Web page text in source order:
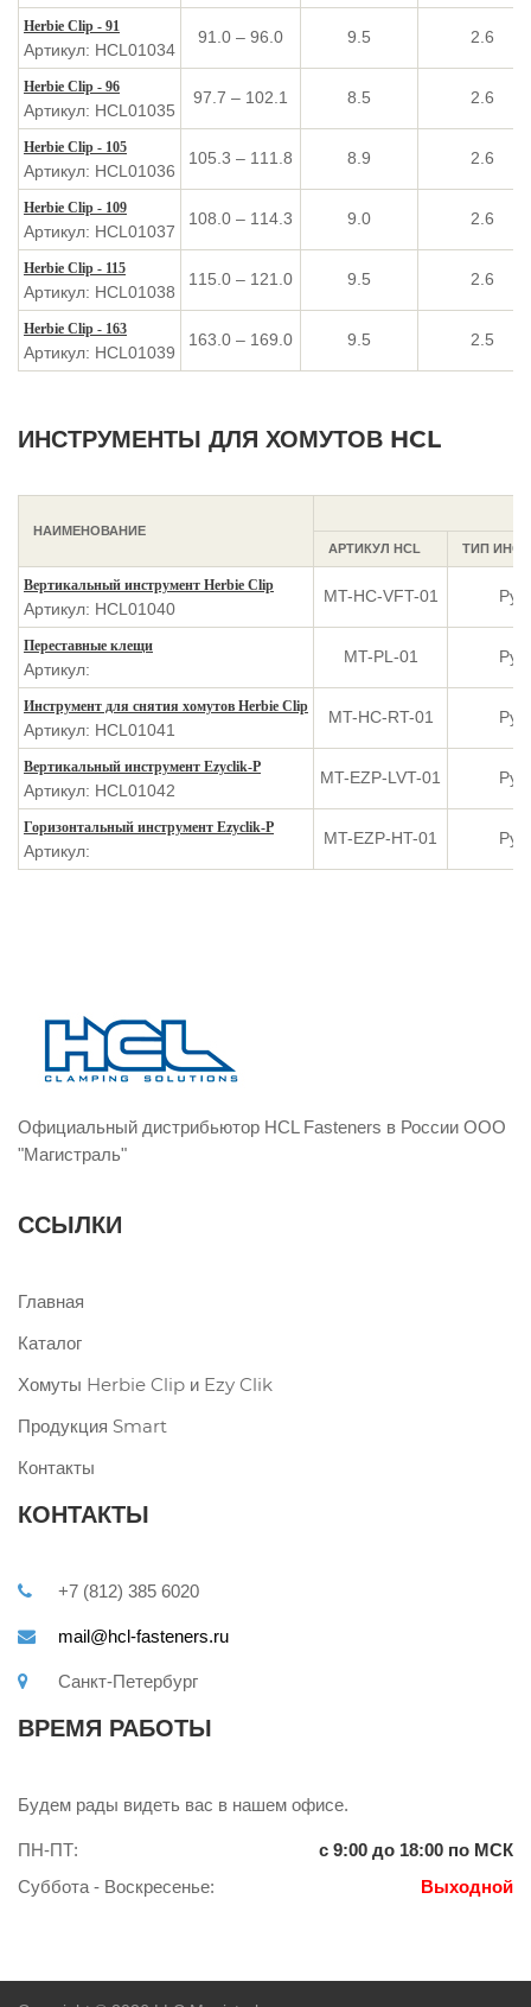
Herbie Clip - 91
Артикул: HCL01034
91.0 – 96.0 9.5 2.6
Herbie Clip - 96
Артикул: HCL01035
97.7 – 102.1 8.5 2.6
Herbie Clip - 105
Артикул: HCL01036
105.3 – 111.8 8.9 2.6
Herbie Clip - 109
Артикул: HCL01037
108.0 – 114.3 9.0 2.6
Herbie Clip - 115
Артикул: HCL01038
115.0 – 121.0 9.5 2.6
Herbie Clip - 163
Артикул: HCL01039
163.0 – 169.0 9.5 2.5
ИНСТРУМЕНТЫ ДЛЯ ХОМУТОВ HCL
НАИМЕНОВАНИЕ
АРТИКУЛ HCL
ТИП
Вертикальный инструмент Herbie Clip
Артикул: HCL01040
MT-HC-VFT-01
Переставные клещи
Артикул:
MT-PL-01
Инструмент для снятия хомутов Herbie Clip
Артикул: HCL01041
MT-HC-RT-01
Вертикальный инструмент Ezyclik-P
Артикул: HCL01042
MT-EZP-LVT-01
Горизонтальный инструмент Ezyclik-P
Артикул:
MT-EZP-HT-01
Официальный дистрибьютор HCL Fasteners в России ООО
"Магистраль"
ССЫЛКИ
Главная
Каталог
Хомуты Herbie Clip и Ezy Clik
Продукция Smart
Контакты
КОНТАКТЫ
+7 (812) 385 6020
mail@hcl-fasteners.ru
Санкт-Петербург
ВРЕМЯ РАБОТЫ
Будем рады видеть вас в нашем офисе.
ПН-ПТ:
с 9:00 до 18:00 по МСК
Суббота - Воскресенье:
Выходной